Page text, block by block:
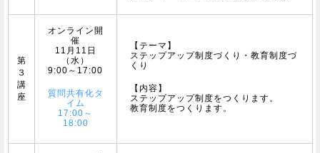
第
３
講
座
オンライン開
催
11月11日
（水）
9:00～17:00
質問共有化タ
イム
17:00～
18:00
【テーマ】
ステップアップ制度づくり・教育制度づ
くり
【内容】
ステップアップ制度をつくります。
教育制度をつくります。